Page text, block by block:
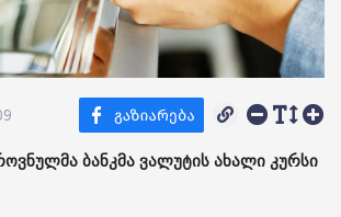
ბანკმა ვალუტის ახალი კურსი